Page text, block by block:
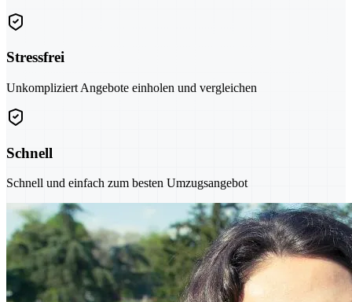
Stressfrei
Unkompliziert Angebote einholen und vergleichen
Schnell
Schnell und einfach zum besten Umzugsangebot